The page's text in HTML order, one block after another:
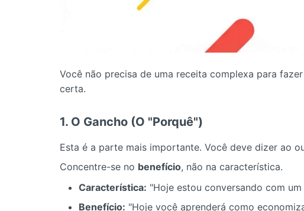
Você não precisa de uma receita complexa para
certa.
1. O Gancho (O "Porquê")
Esta é a parte mais importante. Você deve dizer ao
Concentre-se no benefício, não na característica.
Característica: "Hoje estou conversando com
Benefício: "Hoje você aprenderá como